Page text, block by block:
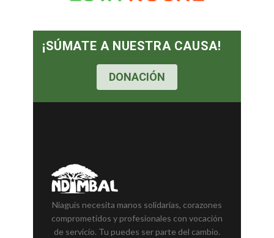
¡SÚMATE A NUESTRA CAUSA!
DONACIÓN
Niaguis necesita manos solidarias, corazones
comprometidos y profesionales con vocación
de servicio. Tu puedes ser parte del cambio.